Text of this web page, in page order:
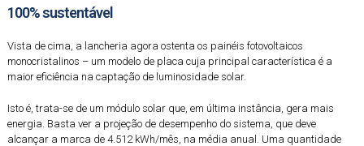
100% sustentável
Vista de cima, a lancheria agora ostenta os painéis fotovoltaicos
monocristalinos – um modelo de placa cuja principal característica é a
maior eficiência na captação de luminosidade solar.
Isto é, trata-se de um módulo solar que, em última instância, gera mais
energia. Basta ver a projeção de desempenho do sistema, que deve
alcançar a marca de 4.512 kWh/mês, na média anual. Uma quantidade